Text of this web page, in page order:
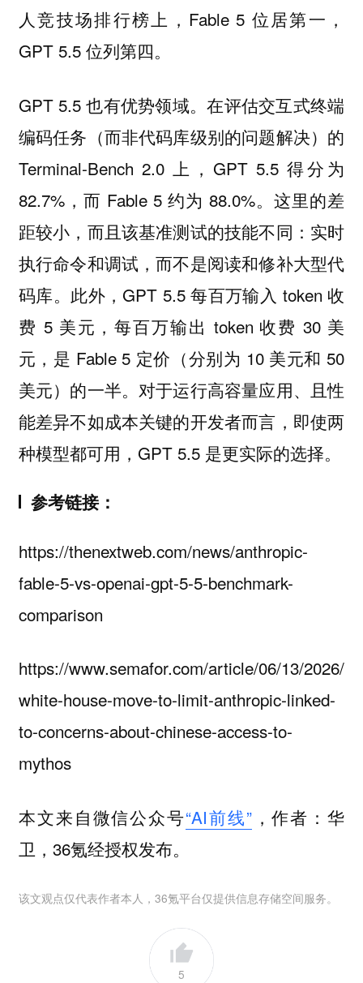
人竞技场排行榜上，Fable 5 位居第一，
GPT 5.5 位列第四。
GPT 5.5 也有优势领域。在评估交互式终端
编码任务（而非代码库级别的问题解决）的
Terminal-Bench 2.0 上，GPT 5.5 得分为
82.7%，而 Fable 5 约为 88.0%。这里的差
距较小，而且该基准测试的技能不同：实时
执行命令和调试，而不是阅读和修补大型代
码库。此外，GPT 5.5 每百万输入 token 收
费 5 美元，每百万输出 token 收费 30 美
元，是 Fable 5 定价（分别为 10 美元和 50
美元）的一半。对于运行高容量应用、且性
能差异不如成本关键的开发者而言，即使两
种模型都可用，GPT 5.5 是更实际的选择。
参考链接：
https://thenextweb.com/news/anthropic-
fable-5-vs-openai-gpt-5-5-benchmark-
comparison
https://www.semafor.com/article/06/13/2026/
white-house-move-to-limit-anthropic-linked-
to-concerns-about-chinese-access-to-
mythos
本文来自微信公众号“AI前线”，作者：华
卫，36氪经授权发布。
该文观点仅代表作者本人，36氪平台仅提供信息存储空间服务。
5